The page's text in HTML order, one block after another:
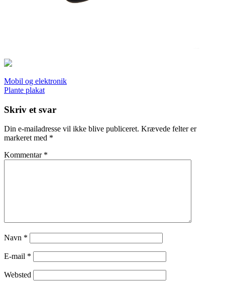
Indlægsnavigation
Mobil og elektronik
Plante plakat
Skriv et svar
Din e-mailadresse vil ikke blive publiceret. Krævede felter er
markeret med *
Kommentar *
Navn *
E-mail *
Websted